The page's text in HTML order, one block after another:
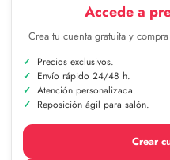
Accede a
Crea tu cuenta gratuita y
Precios exclusivos.
Envío rápido 24/48 h.
Atención personalizada.
Reposición ágil para salón.
Crear